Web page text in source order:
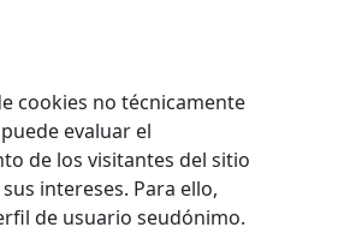
cookies no técnicamente
evaluar el
de los visitantes del sitio
intereses. Para ello,
de usuario seudónimo.